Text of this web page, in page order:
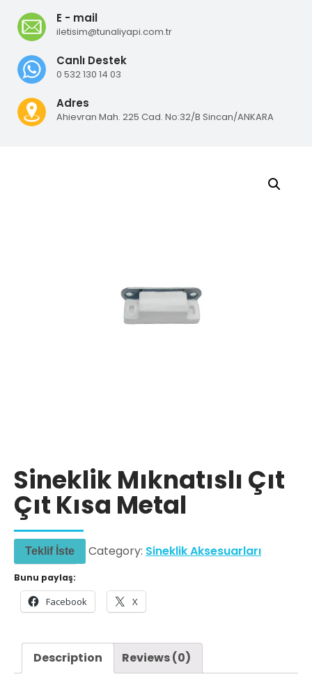
E - mail
iletisim@tunaliyapi.com.tr
Canlı Destek
0 532 130 14 03
Adres
Ahievran Mah. 225 Cad. No:32/B Sincan/ANKARA
Sineklik Mıknatıslı Çıt
Çıt Kısa Metal
Teklif İste Category: Sineklik Aksesuarları
Bunu paylaş:
Facebook X
Description Reviews (0)